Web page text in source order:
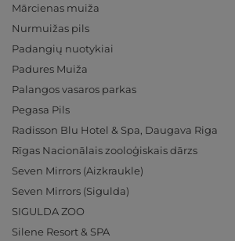
Mārcienas muiža
Nurmuižas pils
Padangių nuotykiai
Padures Muiža
Palangos vasaros parkas
Pegasa Pils
Radisson Blu Hotel & Spa, Daugava Riga
Rīgas Nacionālais zooloģiskais dārzs
Seven Mirrors (Aizkraukle)
Seven Mirrors (Sigulda)
SIGULDA ZOO
Silene Resort & SPA